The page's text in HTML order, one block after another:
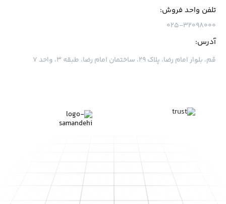
تلفن واحد فروش:
۰۲۵-۳۲۰۹۸۰۰۰
آدرس:
قم، بلوار امام رضا، پلاک ۲۹، ساختمان امام رضا، طبقه ۳، واحد ۷